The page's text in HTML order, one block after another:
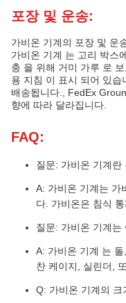
포장 및 운송:
가비온 기계의 포장 및 운
가비온 기계 는 고리 박스
충 을 위해 거미 가루 로
용 지침 이 표시 되어 있
배송됩니다., FedEx
향에 따라 달라집니다.
FAQ:
질문: 가비온 기계란
A: 가비온 기계는 가
다. 가비온은 침식
질문: 가비온 기계는
A: 가비온 기계 는
찬 케이지, 실린더,
Q: 가비온 기계의 크